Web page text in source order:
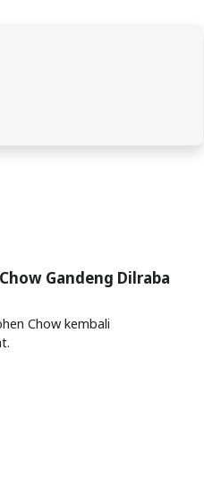
Gandeng Dilraba
Chow kembali